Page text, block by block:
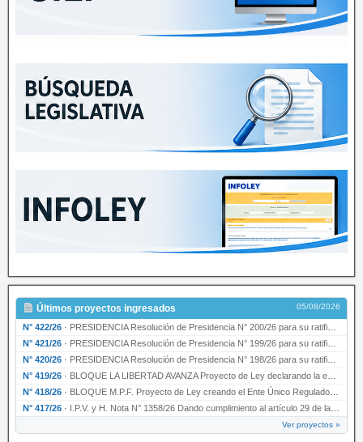
Últimos proyectos ingresados 05/08/2026
N° 422/26 · PRESIDENCIA Resolución de Presidencia N° 200/26 para su ratificación.
N° 421/26 · PRESIDENCIA Resolución de Presidencia N° 199/26 para su ratificación.
N° 420/26 · PRESIDENCIA Resolución de Presidencia N° 198/26 para su ratificación.
N° 419/26 · BLOQUE LA LIBERTAD AVANZA Proyecto de Ley declarando la esencialidad del servicio educativ…
N° 418/26 · BLOQUE M.P.F. Proyecto de Ley creando el Ente Único Regulador de servicios públicos de la …
N° 417/26 · I.P.V. y H. Nota N° 1358/26 Dando cumplimiento al artículo 29 de la Ley provincial N° 1399…
Ver proyectos »